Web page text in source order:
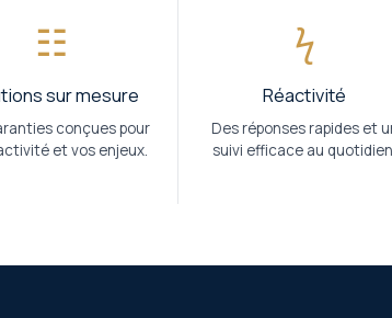
☷
sur mesure
conçues pour
et vos enjeux.
ϟ
Réactivité
Des réponses rapides et
suivi efficace au